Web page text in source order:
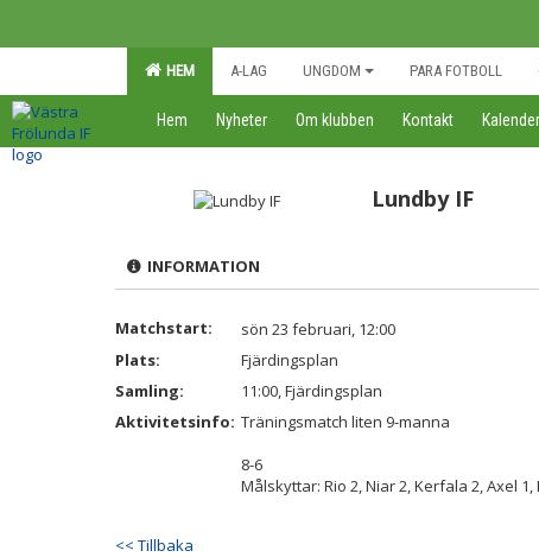
HEM A-LAG UNGDOM PARA FOTBOLL
Hem Nyheter Om klubben Kontakt Kalender
Lundby IF
INFORMATION
Matchstart:
sön 23 februari, 12:00
Plats:
Fjärdingsplan
Samling:
11:00, Fjärdingsplan
Aktivitetsinfo: Träningsmatch liten 9-manna
8-6
Målskyttar: Rio 2, Niar 2, Kerfala 2, Axel 1,
<< Tillbaka